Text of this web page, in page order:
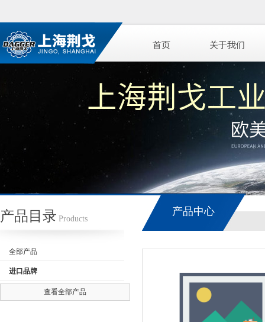
首页 关于我们
产品目录 Products
全部产品
进口品牌
Kromer平衡器查看全部产品
产品中心